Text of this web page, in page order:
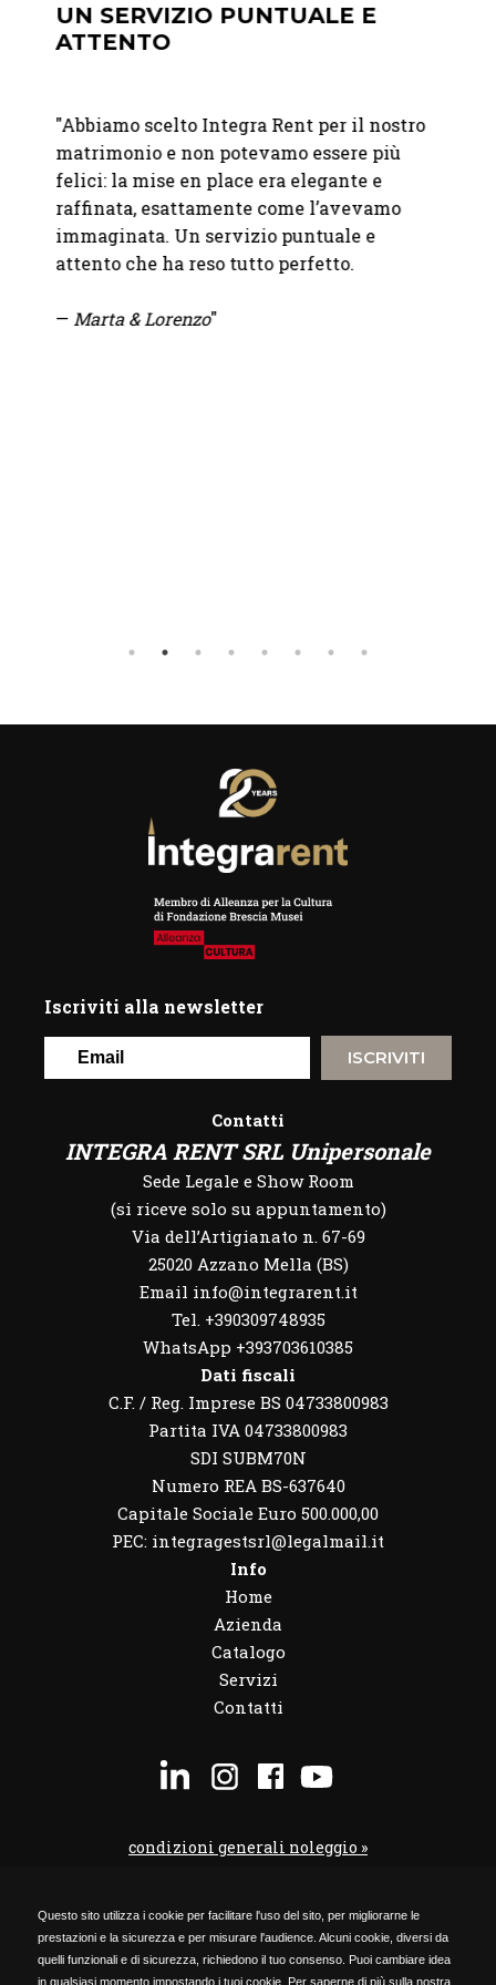
Questo sito utilizza i cookie per facilitare l'uso del sito, per migliorarne le
prestazioni e la sicurezza e per misurare l'audience. Alcuni cookie, diversi da
quelli funzionali e di sicurezza, richiedono il tuo consenso. Puoi cambiare idea
in qualsiasi momento impostando i tuoi cookie. Per saperne di più sulla nostra
UN SERVIZIO PUNTUALE E
ATTENTO
"Abbiamo scelto Integra Rent per il nostro
matrimonio e non potevamo essere più
felici: la mise en place era elegante e
raffinata, esattamente come l’avevamo
immaginata. Un servizio puntuale e
attento che ha reso tutto perfetto.
—Marta & Lorenzo"
Iscriviti alla newsletter
ISCRIVITI
Contatti
INTEGRA RENT SRL Unipersonale
Sede Legale e Show Room
(si riceve solo su appuntamento)
Via dell’Artigianato n. 67-69
25020 Azzano Mella (BS)
Email info@integrarent.it
Tel. +390309748935
WhatsApp +393703610385
Dati fiscali
C.F. / Reg. Imprese BS 04733800983
Partita IVA 04733800983
SDI SUBM70N
Numero REA BS-637640
Capitale Sociale Euro 500.000,00
PEC: integragestsrl@legalmail.it
Info
Home
Azienda
Catalogo
Servizi
Contatti
condizioni generali noleggio »
codice etico »
Privacy Policy »